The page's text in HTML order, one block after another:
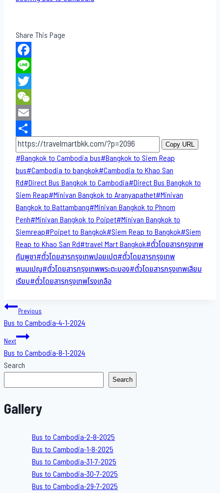
Share This Page
Facebook
Line
Twitter
WeChat
Email
Share
Copy URL
Post
Tags:
#Bangkok to Cambodia bus#Bangkok to Siem Reap
bus#Cambodia to bangkok#Cambodia to Khao San​
Rd#Direct​ Bus Bangkok to Cambodia#Direct​ Bus Bangkok to
Siem Reap#Minivan Bangkok to​ Aranyapathet​#Minivan​
Bangkok to Battambang#Minivan Bangkok to Phnom
Penh#Minivan Bangkok to Poipet#Minivan Bangkok to
Siemreap#Poipet to Bangkok#Siem Reap to Bangkok#Siem
Reap to Khao San​ Rd#travel Mart Bangkok#ตั๋วโดยสารกรุงเทพ
กัมพูชา#ตั๋วโดยสารกรุงเทพปอยเปต#ตั๋วโดยสารกรุงเทพ
พนมเปญ#ตั๋วโดยสารกรุงเทพพระตะบอง#ตั๋วโดยสารกรุงเทพเสียม
เรียบ#ตั๋วโดยสารกรุงเทพโรงเกลือ
Post
navigation
Previous
Bus to Cambodia-4-1-2024
Next
Bus to Cambodia-8-1-2024
Search
Search
Gallery
Bus to Cambodia-2-8-2025
Bus to Cambodia-1-8-2025
Bus to Cambodia-31-7-2025
Bus to Cambodia-30-7-2025
Bus to Cambodia-29-7-2025